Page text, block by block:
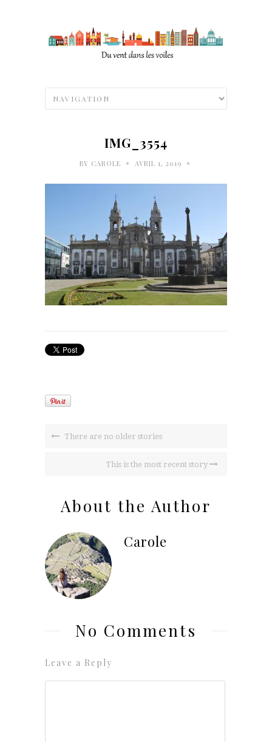
IMG_3554
BY CAROLE • AVRIL 1, 2019 •
There are no older stories
This is the most recent story
About the Author
Carole
No Comments
Leave a Reply